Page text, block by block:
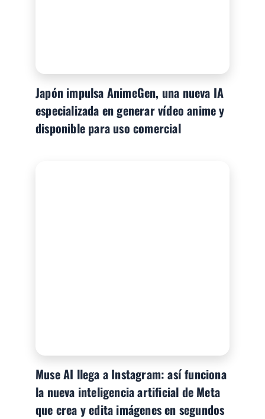
Japón impulsa AnimeGen, una nueva IA
especializada en generar vídeo anime y
disponible para uso comercial
Muse AI llega a Instagram: así funciona
la nueva inteligencia artificial de Meta
que crea y edita imágenes en segundos